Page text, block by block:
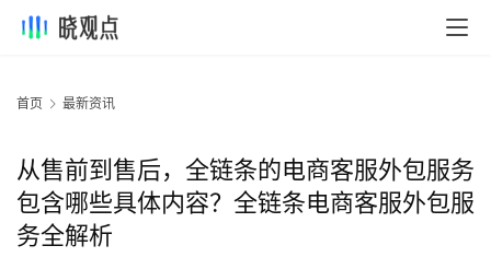
首页 最新资讯
从售前到售后，全链条的电商客服外包服务
包含哪些具体内容？全链条电商客服外包服
务全解析